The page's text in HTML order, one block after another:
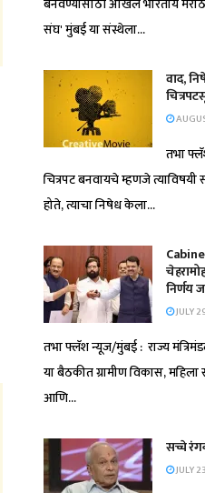
संघ' मुंबई या संस्थेला...
वाद,
तभा
चित्रपट बनवायचे म्हणजे त्याविषयी
होते, त्याचा निषेध केला...
निर्णय
JULY
तभा फ्लॅश न्यूज/मुंबई : राज्य
या बैठकीत ग्रामीण विकास,
आणि...
सच्चे
JULY